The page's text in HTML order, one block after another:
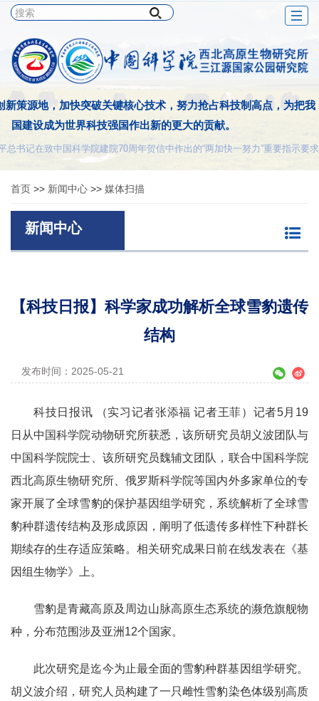
新策源地，加快突破关键核心技术，努力抢占科技制高点，为把我
国建设成为世界科技强国作出新的更大的贡献。
书记在致中国科学院建院70周年贺信中作出的“两加快一努力”重要指示要求
首页 >> 新闻中心 >> 媒体扫描
新闻中心
【科技日报】科学家成功解析全球雪豹遗传
结构
发布时间：2025-05-21
科技日报讯 （实习记者张添福 记者王菲）记者5月19
日从中国科学院动物研究所获悉，该所研究员胡义波团队与
中国科学院院士、该所研究员魏辅文团队，联合中国科学院
西北高原生物研究所、俄罗斯科学院等国内外多家单位的专
家开展了全球雪豹的保护基因组学研究，系统解析了全球雪
豹种群遗传结构及形成原因，阐明了低遗传多样性下种群长
期续存的生存适应策略。相关研究成果日前在线发表在《基
因组生物学》上。
雪豹是青藏高原及周边山脉高原生态系统的濒危旗舰物
种，分布范围涉及亚洲12个国家。
此次研究是迄今为止最全面的雪豹种群基因组学研究。
胡义波介绍，研究人员构建了一只雌性雪豹染色体级别高质